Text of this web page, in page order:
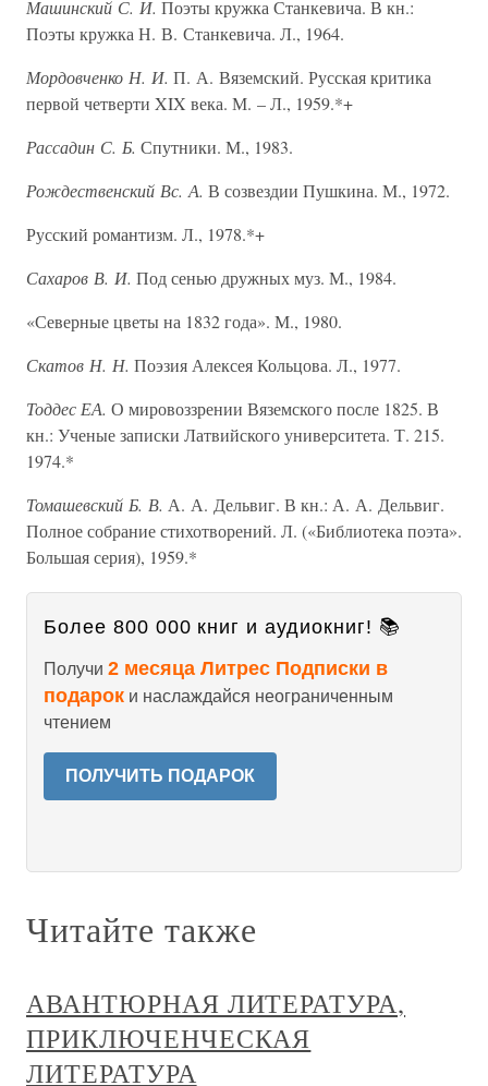
Машинский С. И. Поэты кружка Станкевича. В кн.:
Поэты кружка Н. В. Станкевича. Л., 1964.
Мордовченко Н. И. П. А. Вяземский. Русская критика
первой четверти XIX века. М. – Л., 1959.*+
Рассадин С. Б. Спутники. М., 1983.
Рождественский Вс. А. В созвездии Пушкина. М., 1972.
Русский романтизм. Л., 1978.*+
Сахаров В. И. Под сенью дружных муз. М., 1984.
«Северные цветы на 1832 года». М., 1980.
Скатов Н. Н. Поэзия Алексея Кольцова. Л., 1977.
Тоддес ЕА. О мировоззрении Вяземского после 1825. В
кн.: Ученые записки Латвийского университета. Т. 215.
1974.*
Томашевский Б. В. А. А. Дельвиг. В кн.: А. А. Дельвиг.
Полное собрание стихотворений. Л. («Библиотека поэта».
Большая серия), 1959.*
Более 800 000 книг и аудиокниг! 📚
Получи 2 месяца Литрес Подписки в
подарок и наслаждайся неограниченным
чтением
ПОЛУЧИТЬ ПОДАРОК
Читайте также
АВАНТЮРНАЯ ЛИТЕРАТУРА,
ПРИКЛЮЧЕНЧЕСКАЯ
ЛИТЕРАТУРА